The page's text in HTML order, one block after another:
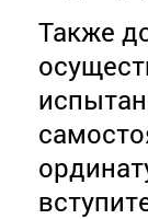
Также